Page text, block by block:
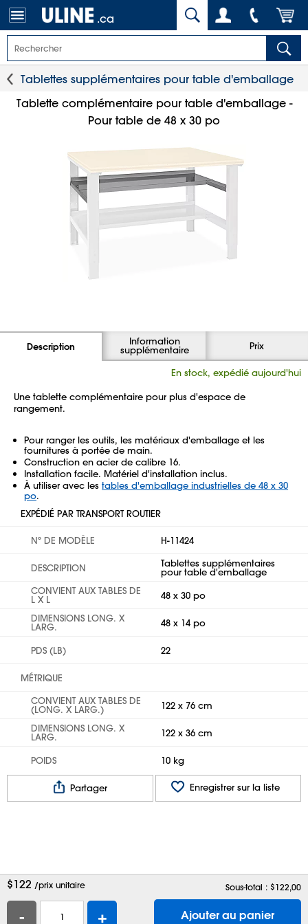
.ca
Tablettes supplémentaires pour table d'emballage
Tablette complémentaire pour table d'emballage -
Pour table de 48 x 30 po
Description Information
supplémentaire Prix
En stock, expédié aujourd'hui
Une tablette complémentaire pour plus d'espace de
rangement.
Pour ranger les outils, les matériaux d'emballage et les
fournitures à portée de main.
Construction en acier de calibre 16.
Installation facile. Matériel d'installation inclus.
À utiliser avec les tables d'emballage industrielles de 48 x 30
po.
EXPÉDIÉ PAR TRANSPORT ROUTIER
Nº DE MODÈLE H-11424
DESCRIPTION Tablettes supplémentaires
pour table d'emballage
CONVIENT AUX TABLES DE
L X L
48 x 30 po
DIMENSIONS LONG. X
LARG. 48 x 14 po
PDS (LB) 22
MÉTRIQUE
CONVIENT AUX TABLES DE
(LONG. X LARG.)
122 x 76 cm
DIMENSIONS LONG. X
LARG. 122 x 36 cm
POIDS 10 kg
Partager Enregistrer sur la liste
$122 /prix unitaire Sous-total : $122,00
- + Ajouter au panier